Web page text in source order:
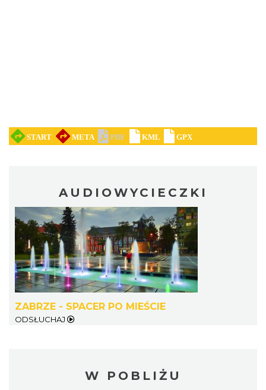
AUDIOWYCIECZKI
ZABRZE - SPACER PO MIEŚCIE
ODSŁUCHAJ
W POBLIŻU